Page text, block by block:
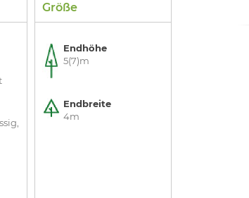
Größe
Endhöhe
5(7)m
Endbreite
4m